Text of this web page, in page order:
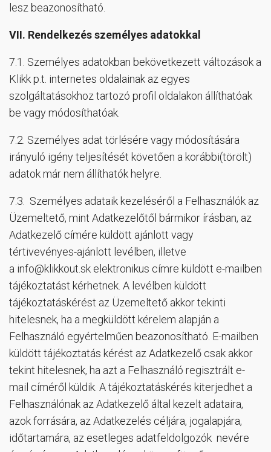
lesz beazonosítható.
VII. Rendelkezés személyes adatokkal
7.1. Személyes adatokban bekövetkezett változások a
Klikk p.t. internetes oldalainak az egyes
szolgáltatásokhoz tartozó profil oldalakon állíthatóak
be vagy módosíthatóak.
7.2. Személyes adat törlésére vagy módosítására
irányuló igény teljesítését követően a korábbi(törölt)
adatok már nem állíthatók helyre.
7.3. Személyes adataik kezeléséről a Felhasználók az
Üzemeltető, mint Adatkezelőtől bármikor írásban, az
Adatkezelő címére küldött ajánlott vagy
tértivevényes-ajánlott levélben, illetve
a info@klikkout.sk elektronikus címre küldött e-mailben
tájékoztatást kérhetnek. A levélben küldött
tájékoztatáskérést az Üzemeltető akkor tekinti
hitelesnek, ha a megküldött kérelem alapján a
Felhasználó egyértelműen beazonosítható. E-mailben
küldött tájékoztatás kérést az Adatkezelő csak akkor
tekint hitelesnek, ha azt a Felhasználó regisztrált e-
mail címéről küldik. A tájékoztatáskérés kiterjedhet a
Felhasználónak az Adatkezelő által kezelt adataira,
azok forrására, az Adatkezelés céljára, jogalapjára,
időtartamára, az esetleges adatfeldolgozók nevére